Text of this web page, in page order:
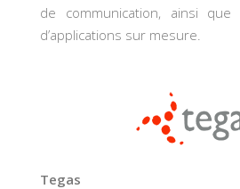
de communication, ainsi que
d’applications sur mesure.
Tegas